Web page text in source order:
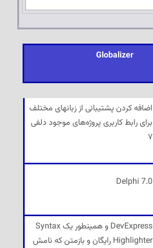
Globalizer
اضافه کردن پشتیبانی از زبانهای مختلف
برای رابط کاربری پروژه‌های موجود دلفی
۷
Delphi 7.0
DevExpress و همینطور یک Syntax
Highlighter رایگان و بازمتن که نامش